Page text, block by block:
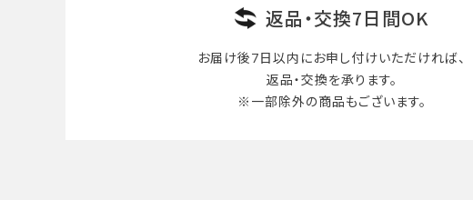
返品・交換7日間OK
お届け後7日以内にお申し付けいただければ、
返品・交換を承ります。
※一部除外の商品もございます。